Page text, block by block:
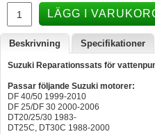
Garmin
Lowrance
B&G
Båttillbehör
LÄGG I
Beskrivning Specifikationer
Suzuki Reparationssats för
Passar följande Suzuki motorer:
DF 40/50 1999-2010
DF 25/DF 30 2000-2006
DT20/25/30 1983-
DT25C, DT30C 1988-2000